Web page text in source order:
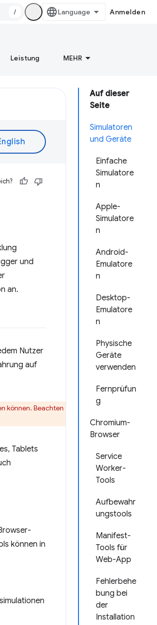
/ Anmelden
Leistung MEHR
Auf dieser
Seite
Simulatoren
und Geräte
Einfache
Simulatore
n
Apple-
Simulatore
n
Android-
Emulatore
n
Desktop-
Emulatore
n
Physische
Geräte
verwenden
Fernprüfun
g
Chromium-
Browser
Service
Worker-
Tools
Aufbewahr
ungstools
Manifest-
Tools für
Web-App
Fehlerbehe
bung bei
der
Installation
und
an.
Nutzer
auf
können. Beachten
Tablets
können in